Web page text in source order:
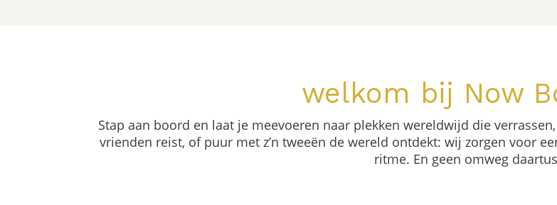
welkom bij Now
Stap aan boord en laat je meevoeren naar plekken wereldwijd die
vrienden reist, of puur met z’n tweeën de wereld ontdekt: wij zorgen voor
ritme. En geen omweg